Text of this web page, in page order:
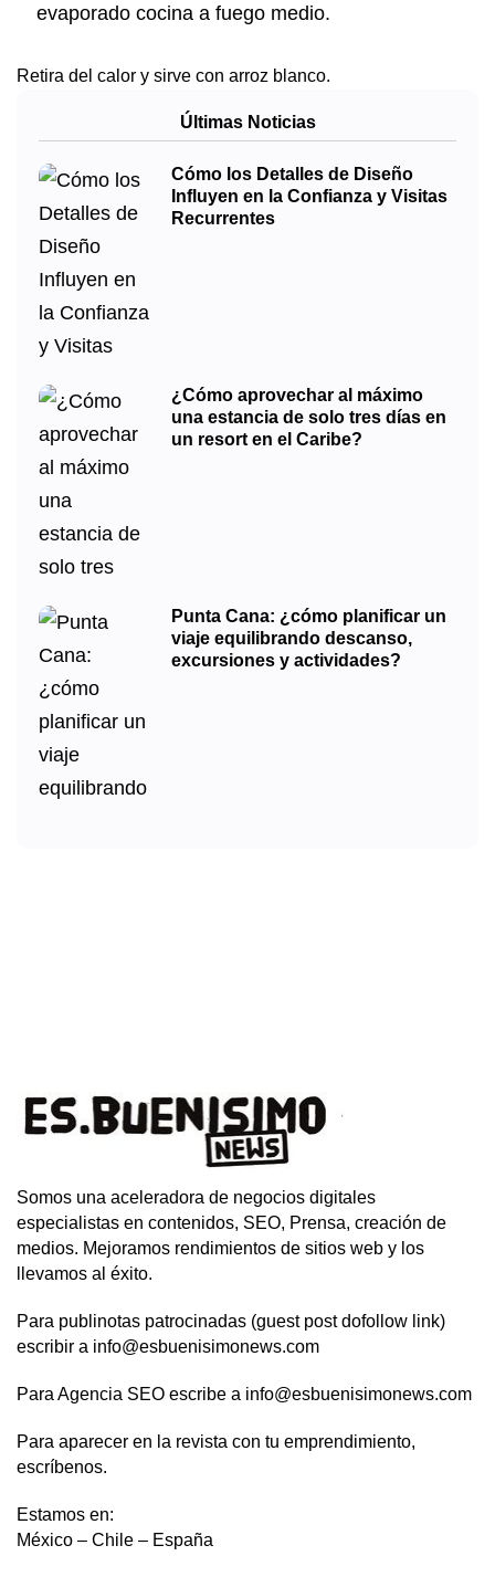
evaporado cocina a fuego medio.
Retira del calor y sirve con arroz blanco.
Últimas Noticias
Cómo los Detalles de Diseño
Influyen en la Confianza y Visitas
Recurrentes
¿Cómo aprovechar al máximo
una estancia de solo tres días en
un resort en el Caribe?
Punta Cana: ¿cómo planificar un
viaje equilibrando descanso,
excursiones y actividades?
Somos una aceleradora de negocios digitales
especialistas en contenidos, SEO, Prensa, creación de
medios. Mejoramos rendimientos de sitios web y los
llevamos al éxito.
Para publinotas patrocinadas (guest post dofollow link)
escribir a info@esbuenisimonews.com
Para Agencia SEO escribe a info@esbuenisimonews.com
Para aparecer en la revista con tu emprendimiento,
escríbenos.
Estamos en:
México – Chile – España